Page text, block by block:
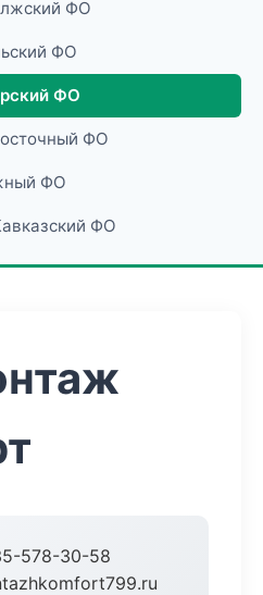
ФО
ФО
ФО
ФО
ФО
ФО
578-30-58